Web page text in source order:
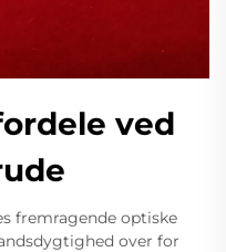
ved
fremragende optiske
over for